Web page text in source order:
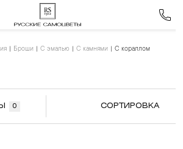
Броши С эмалью С камнями С кораллом
0 СОРТИРОВКА